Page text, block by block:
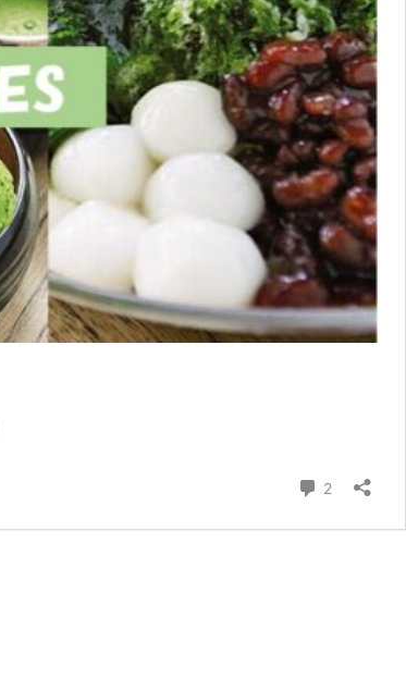
2条评论